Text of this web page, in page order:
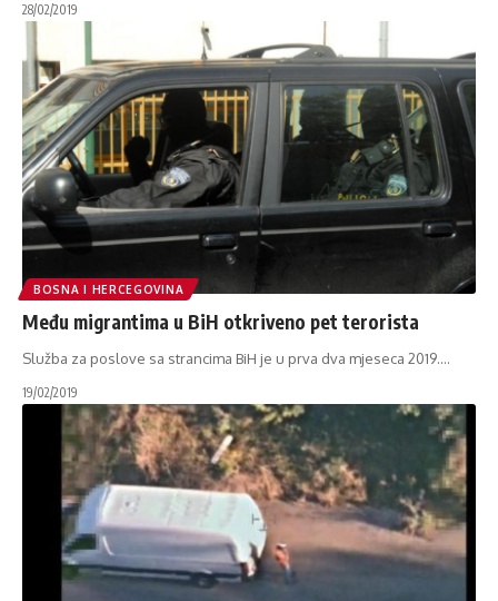
28/02/2019
BOSNA I HERCEGOVINA
Među migrantima u BiH otkriveno pet terorista
Služba za poslove sa strancima BiH je u prva dva mjeseca 2019.…
19/02/2019